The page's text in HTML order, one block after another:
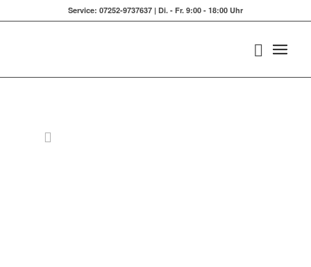
Service: 07252-9737637 | Di. - Fr. 9:00 - 18:00 Uhr